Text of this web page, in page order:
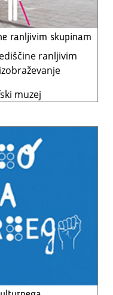
ranljivim skupinam
ranljivim
muzej